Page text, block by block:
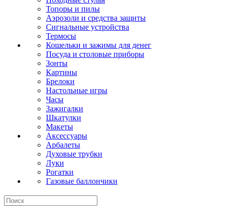
Топоры и пилы
Аэрозоли и средства защиты
Сигнальные устройства
Термосы
Кошельки и зажимы для денег
Посуда и столовые приборы
Зонты
Картины
Брелоки
Настольные игры
Часы
Зажигалки
Шкатулки
Макеты
Аксессуары
Арбалеты
Духовые трубки
Луки
Рогатки
Газовые баллончики